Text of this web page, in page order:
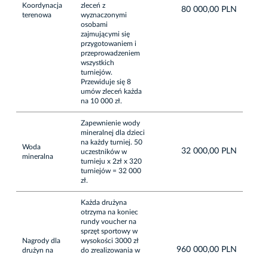
Koordynacja
terenowa
zleceń z
wyznaczonymi
osobami
zajmującymi się
przygotowaniem i
przeprowadzeniem
wszystkich
turniejów.
Przewiduje się 8
umów zleceń każda
na 10 000 zł.
80 000,00 PLN
Woda
mineralna
Zapewnienie wody
mineralnej dla dzieci
na każdy turniej. 50
uczestników w
turnieju x 2zł x 320
turniejów = 32 000
zł.
32 000,00 PLN
Nagrody dla
drużyn na
Każda drużyna
otrzyma na koniec
rundy voucher na
sprzęt sportowy w
wysokości 3000 zł
do zrealizowania w
960 000,00 PLN